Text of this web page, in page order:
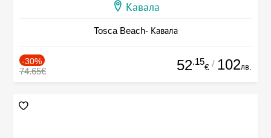
Кавала
Tosca Beach- Кавала
-30%
74.65€ 52.15
€ / 102лв.